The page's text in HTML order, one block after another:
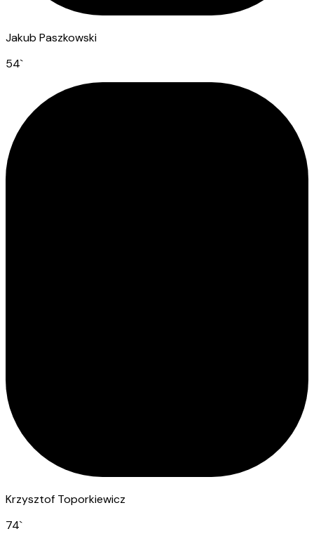
Jakub Paszkowski
54`
Krzysztof Toporkiewicz
74`